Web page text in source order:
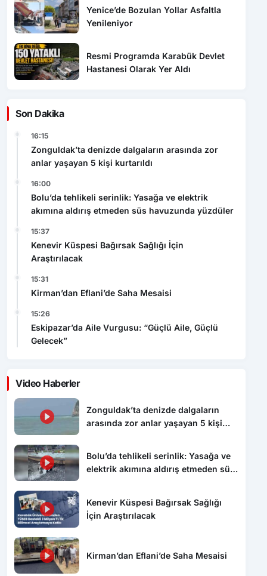
Yenice’de Bozulan Yollar Asfaltla
Yenileniyor
Resmi Programda Karabük Devlet
Hastanesi Olarak Yer Aldı
Son Dakika
16:15
Zonguldak’ta denizde dalgaların arasında zor
anlar yaşayan 5 kişi kurtarıldı
16:00
Bolu’da tehlikeli serinlik: Yasağa ve elektrik
akımına aldırış etmeden süs havuzunda yüzdüler
15:37
Kenevir Küspesi Bağırsak Sağlığı İçin
Araştırılacak
15:31
Kirman’dan Eflani’de Saha Mesaisi
15:26
Eskipazar’da Aile Vurgusu: “Güçlü Aile, Güçlü
Gelecek”
Video Haberler
Zonguldak’ta denizde dalgaların
arasında zor anlar yaşayan 5 kişi
Bolu’da tehlikeli serinlik: Yasağa ve
elektrik akımına aldırış etmeden süs
Kenevir Küspesi Bağırsak Sağlığı
İçin Araştırılacak
Kirman’dan Eflani’de Saha Mesaisi